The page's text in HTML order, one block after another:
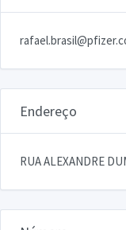
Endereço
RUA ALEXANDRE